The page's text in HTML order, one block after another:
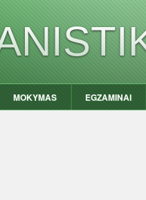
MOKYMAS EGZAMINAI